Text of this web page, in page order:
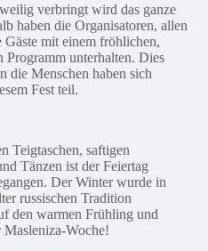
verbringt wird das ganze
haben die Organisatoren, allen
mit einem fröhlichen,
Programm unterhalten. Dies
die Menschen haben sich
Fest teil.
Teigtaschen, saftigen
Tänzen ist der Feiertag
Der Winter wurde in
russischen Tradition
den warmen Frühling und
Woche!